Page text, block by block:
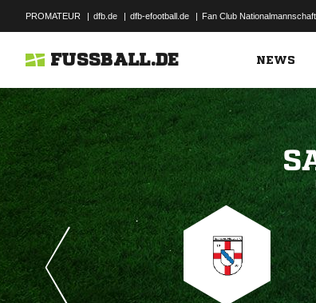
PROMATEUR | dfb.de | dfb-efootball.de | Fan Club Nationalmannschaft
FUSSBALL.DE NEWS